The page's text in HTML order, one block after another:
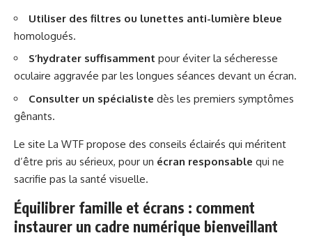
Utiliser des filtres ou lunettes anti-lumière bleue
homologués.
S’hydrater suffisamment pour éviter la sécheresse
oculaire aggravée par les longues séances devant un écran.
Consulter un spécialiste dès les premiers symptômes
gênants.
Le site La WTF propose des conseils éclairés qui méritent
d’être pris au sérieux, pour un écran responsable qui ne
sacrifie pas la santé visuelle.
Équilibrer famille et écrans : comment
instaurer un cadre numérique bienveillant